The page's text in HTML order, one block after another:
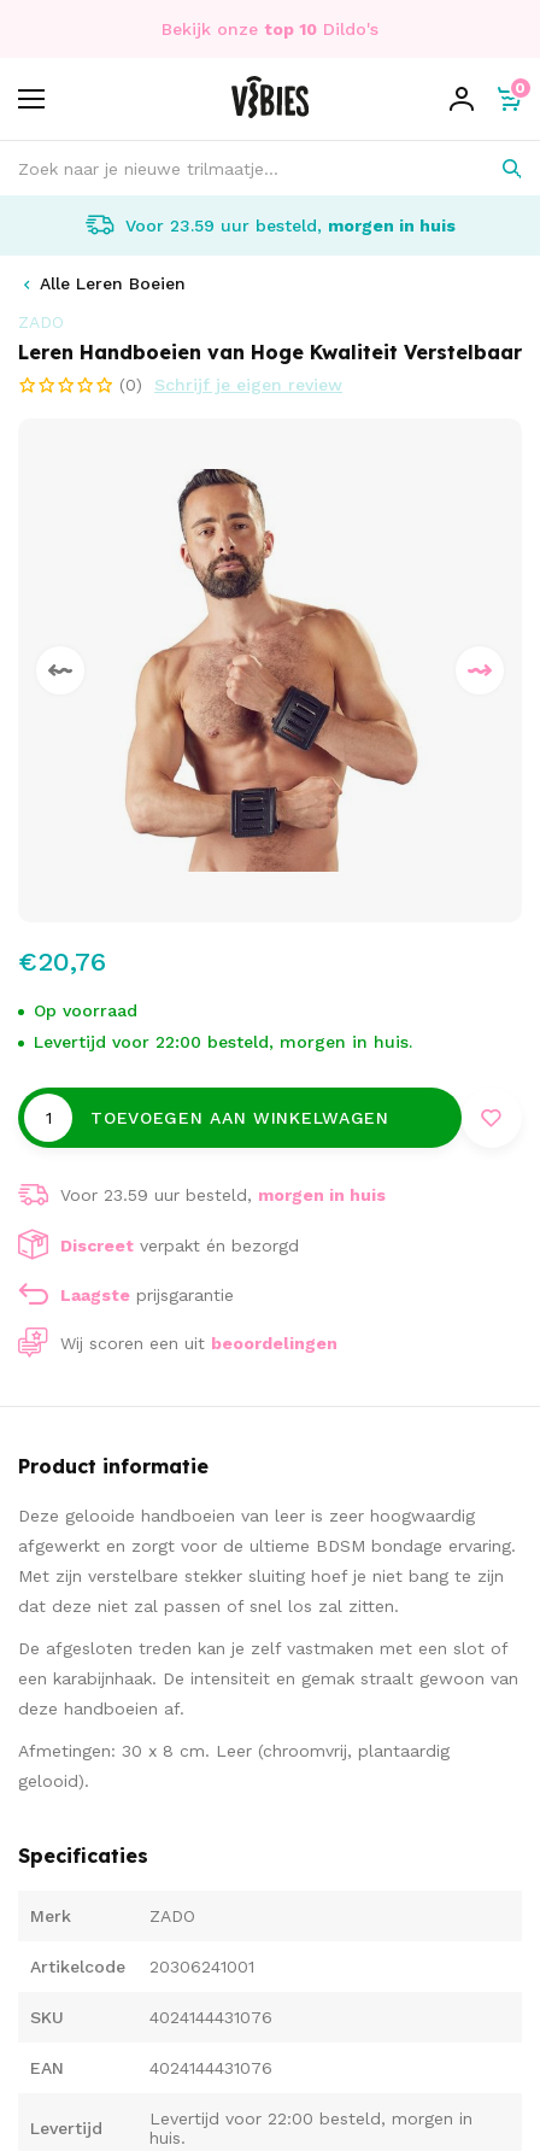
Bekijk onze top 10 Dildo's
0
Voor 23.59 uur besteld, morgen in huis
Alle Leren Boeien
ZADO
Leren Handboeien van Hoge Kwaliteit Verstelbaar
(0) Schrijf je eigen review
€20,76
Op voorraad
Levertijd voor 22:00 besteld, morgen in huis.
TOEVOEGEN AAN WINKELWAGEN
Voor 23.59 uur besteld, morgen in huis
Discreet verpakt én bezorgd
Laagste prijsgarantie
Wij scoren een uit beoordelingen
Product informatie
Deze gelooide handboeien van leer is zeer hoogwaardig
afgewerkt en zorgt voor de ultieme BDSM bondage ervaring.
Met zijn verstelbare stekker sluiting hoef je niet bang te zijn
dat deze niet zal passen of snel los zal zitten.
De afgesloten treden kan je zelf vastmaken met een slot of
een karabijnhaak. De intensiteit en gemak straalt gewoon van
deze handboeien af.
Afmetingen: 30 x 8 cm. Leer (chroomvrij, plantaardig
gelooid).
Specificaties
Merk ZADO
Artikelcode 20306241001
SKU 4024144431076
EAN 4024144431076
Levertijd
Levertijd voor 22:00 besteld, morgen in
huis.